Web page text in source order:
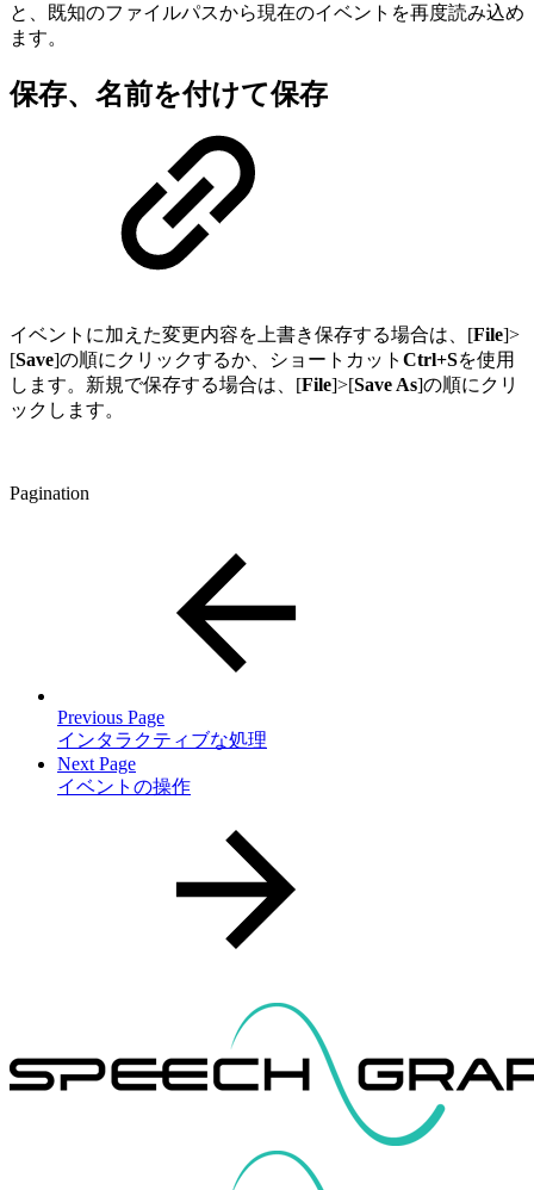
と、既知のファイルパスから現在のイベントを再度読み込め
ます。
保存、名前を付けて保存
イベントに加えた変更内容を上書き保存する場合は、[File]>
[Save]の順にクリックするか、ショートカット Ctrl+Sを使用
します。新規で保存する場合は、[File]>[Save As]の順にクリ
ックします。
Pagination
Previous Page
インタラクティブな処理
Next Page
イベントの操作